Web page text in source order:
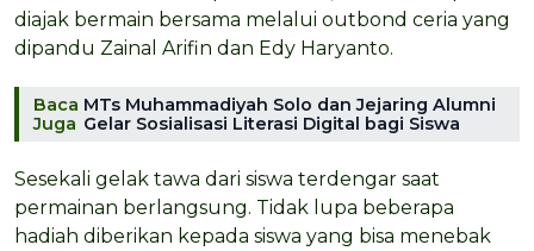
diajak bermain bersama melalui outbond ceria yang
dipandu Zainal Arifin dan Edy Haryanto.
Baca
Juga
MTs Muhammadiyah Solo dan Jejaring Alumni
Gelar Sosialisasi Literasi Digital bagi Siswa
Sesekali gelak tawa dari siswa terdengar saat
permainan berlangsung. Tidak lupa beberapa
hadiah diberikan kepada siswa yang bisa menebak